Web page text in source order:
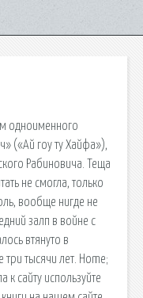
одноименного
(«Ай гоу ту Хайфа»),
Рабиновича. Теща
не смогла, только
вообще нигде не
залп в войне с
втянуто в
тысячи лет. Home;
к сайту используйте